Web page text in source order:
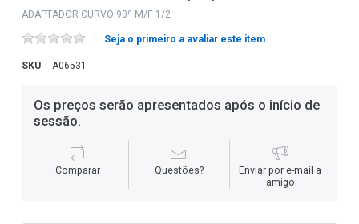
ADAPTADOR CURVO 90º M/F 1/2
Seja o primeiro a avaliar este item
SKU A06531
Os preços serão apresentados após o início de
sessão.
Comparar Questões?
Enviar por e-mail a
amigo